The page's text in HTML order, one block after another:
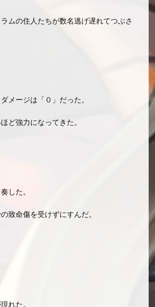
ムの住人たちが数名逃げ遅れてつぶさ
メージは「０」だった。
ど強力になってきた。
した。
致命傷を受けずにすんだ。
れた。